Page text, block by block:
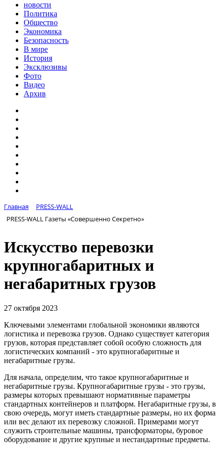
новости
Политика
Общество
Экономика
Безопасность
В мире
История
Эксклюзивы
Фото
Видео
Архив
Главная
PRESS-WALL
PRESS-WALL Газеты «Совершенно Секретно»
Искусство перевозки
крупногабаритных и
негабаритных грузов
27 октября 2023
Ключевыми элементами глобальной экономики являются
логистика и перевозка грузов. Однако существует категория
грузов, которая представляет собой особую сложность для
логистических компаний - это крупногабаритные и
негабаритные грузы.
Для начала, определим, что такое крупногабаритные и
негабаритные грузы. Крупногабаритные грузы - это грузы,
размеры которых превышают нормативные параметры
стандартных контейнеров и платформ. Негабаритные грузы, в
свою очередь, могут иметь стандартные размеры, но их форма
или вес делают их перевозку сложной. Примерами могут
служить строительные машины, трансформаторы, буровое
оборудование и другие крупные и нестандартные предметы.